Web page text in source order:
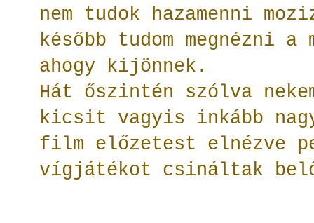
nem tudok hazamenni
később tudom megnézni
ahogy kijönnek.
Hát őszintén szólva
kicsit vagyis inkább
film előzetest elnézve
vígjátékot csináltak